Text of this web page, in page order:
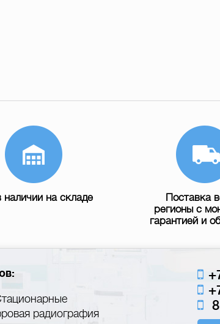
наличии на складе
Поставка
регионы с
гарантией и
радиография